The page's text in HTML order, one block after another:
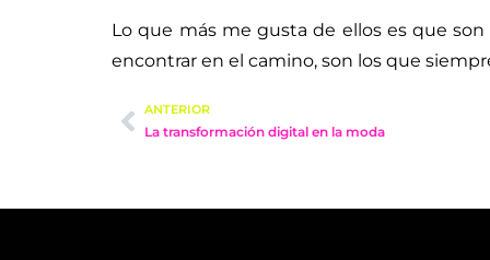
Lo que más me gusta de ellos es que
encontrar en el camino, son los que
ANTERIOR
La transformación digital en la moda